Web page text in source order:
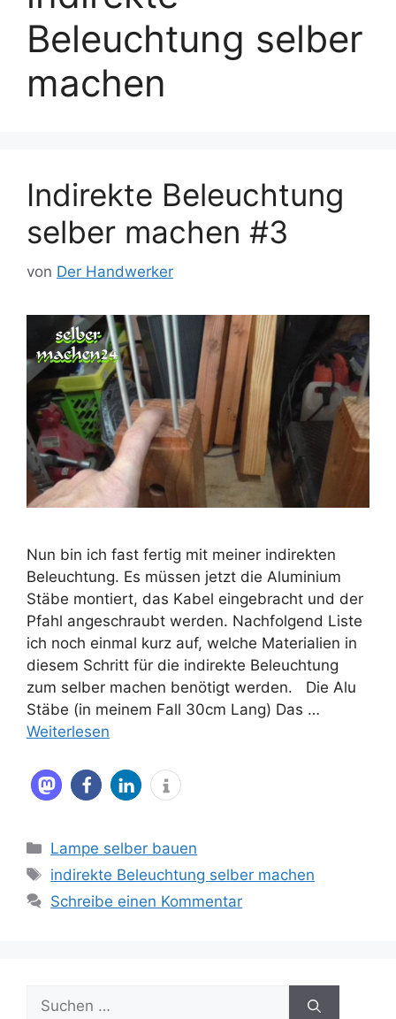
Beleuchtung selber
machen
Indirekte Beleuchtung
selber machen #3
von Der Handwerker
Nun bin ich fast fertig mit meiner indirekten
Beleuchtung. Es müssen jetzt die Aluminium
Stäbe montiert, das Kabel eingebracht und der
Pfahl angeschraubt werden. Nachfolgend Liste
ich noch einmal kurz auf, welche Materialien in
diesem Schritt für die indirekte Beleuchtung
zum selber machen benötigt werden. Die Alu
Stäbe (in meinem Fall 30cm Lang) Das …
Weiterlesen
Kategorien
Lampe selber bauen
Schlagwörter
indirekte Beleuchtung selber machen
Schreibe einen Kommentar
Suche